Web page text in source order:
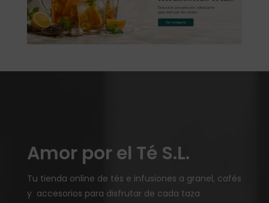
Amor por el Té S.L.
Tu tienda online de tés e infusiones a granel, cafés
y accesorios para disfrutar de cada taza